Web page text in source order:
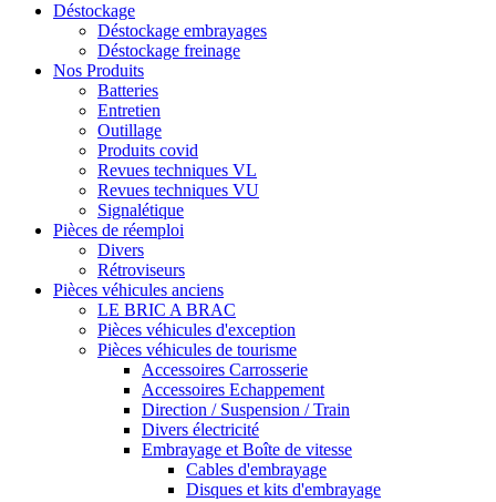
Déstockage
Déstockage embrayages
Déstockage freinage
Nos Produits
Batteries
Entretien
Outillage
Produits covid
Revues techniques VL
Revues techniques VU
Signalétique
Pièces de réemploi
Divers
Rétroviseurs
Pièces véhicules anciens
LE BRIC A BRAC
Pièces véhicules d'exception
Pièces véhicules de tourisme
Accessoires Carrosserie
Accessoires Echappement
Direction / Suspension / Train
Divers électricité
Embrayage et Boîte de vitesse
Cables d'embrayage
Disques et kits d'embrayage